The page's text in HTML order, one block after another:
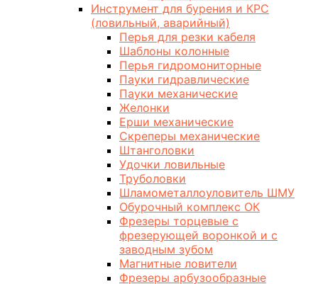
Инструмент для бурения и КРС
(ловильный, аварийный)
Перья для резки кабеля
Шаблоны колонные
Перья гидромониторные
Пауки гидравлические
Пауки механические
Желонки
Ерши механические
Скреперы механические
Штанголовки
Удочки ловильные
Труболовки
Шламометаллоуловитель ШМУ
Обурочный комплекс ОК
Фрезеры торцевые с
фрезерующей воронкой и с
заводным зубом
Магнитные ловители
Фрезеры арбузообразные